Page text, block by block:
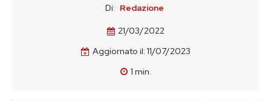
Di: Redazione
21/03/2022
Aggiornato il: 11/07/2023
1 min.